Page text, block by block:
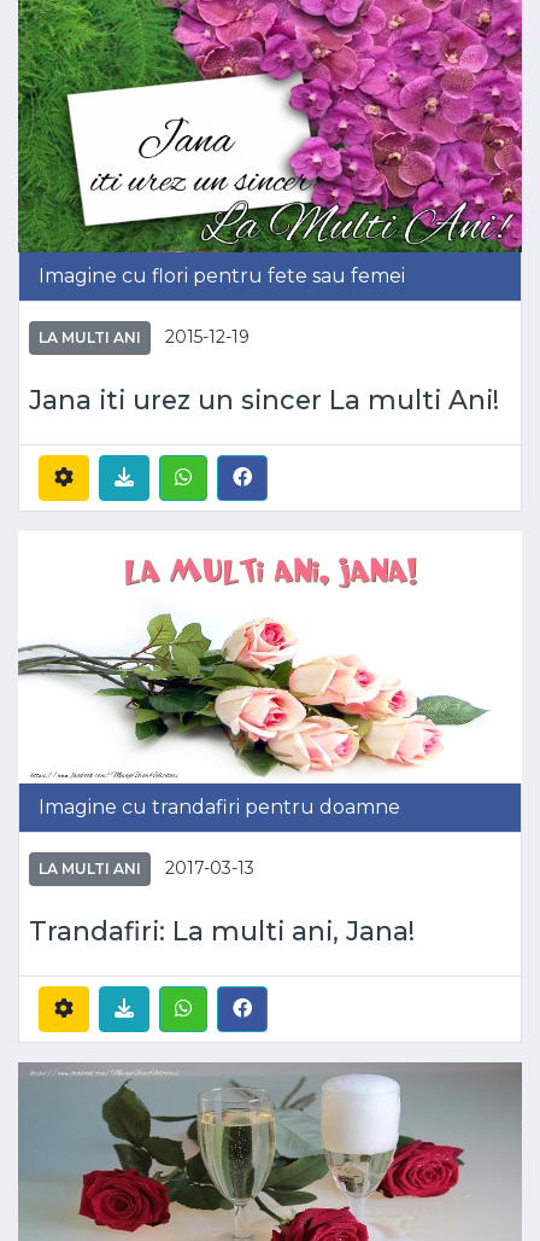
Imagine cu flori pentru fete sau femei
LA MULTI ANI 2015-12-19
Jana iti urez un sincer La multi Ani!
Imagine cu trandafiri pentru doamne
LA MULTI ANI 2017-03-13
Trandafiri: La multi ani, Jana!